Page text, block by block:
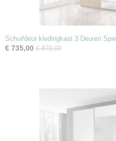
Schuifdeur kledingkast 3 Deuren
€ 735,00 € 879,00